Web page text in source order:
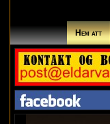
Hem att